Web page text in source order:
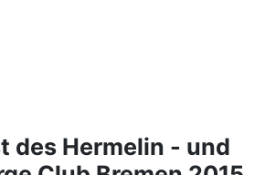
des Hermelin - und